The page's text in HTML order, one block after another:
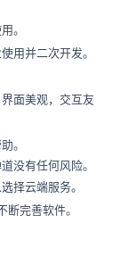
。
用并二次开发。
面美观，交互友
。
没有任何风险。
择云端服务。
完善软件。